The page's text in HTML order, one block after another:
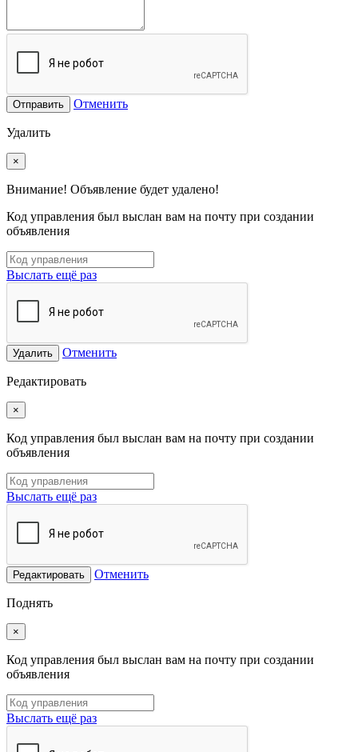
Отправить Отменить
Удалить
×
Внимание! Объявление будет удалено!
Код управления был выслан вам на почту при создании
объявления
Выслать ещё раз
Удалить Отменить
Редактировать
×
Код управления был выслан вам на почту при создании
объявления
Выслать ещё раз
Редактировать Отменить
Поднять
×
Код управления был выслан вам на почту при создании
объявления
Выслать ещё раз